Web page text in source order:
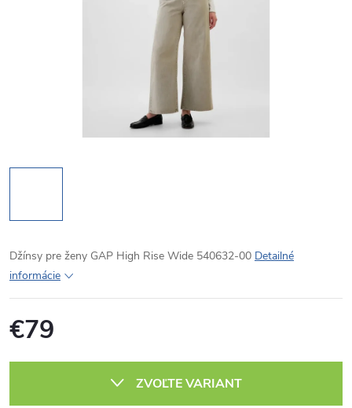
Džínsy pre ženy GAP High Rise Wide 540632-00 Detailné
informácie
€79
ZVOĽTE VARIANT